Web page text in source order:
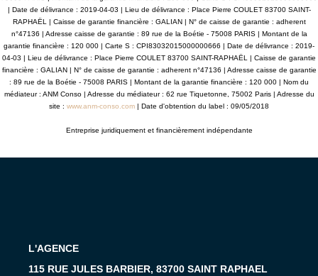
| Date de délivrance : 2019-04-03 | Lieu de délivrance : Place Pierre COULET 83700 SAINT-
RAPHAËL | Caisse de garantie financière : GALIAN | N° de caisse de garantie : adherent
n°47136 | Adresse caisse de garantie : 89 rue de la Boétie - 75008 PARIS | Montant de la
garantie financière : 120 000 | Carte S : CPI83032015000000666 | Date de délivrance : 2019-
04-03 | Lieu de délivrance : Place Pierre COULET 83700 SAINT-RAPHAËL | Caisse de garantie
financière : GALIAN | N° de caisse de garantie : adherent n°47136 | Adresse caisse de garantie
: 89 rue de la Boétie - 75008 PARIS | Montant de la garantie financière : 120 000 | Nom du
médiateur : ANM Conso | Adresse du médiateur : 62 rue Tiquetonne, 75002 Paris | Adresse du
site : www.anm-conso.com | Date d'obtention du label : 09/05/2018
Entreprise juridiquement et financièrement indépendante
L'AGENCE
115 RUE JULES BARBIER, 83700 SAINT RAPHAEL